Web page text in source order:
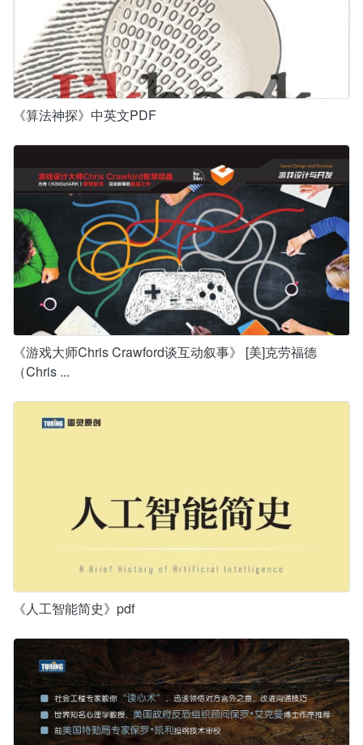
《算法神探》中英文PDF
《游戏大师Chris Crawford谈互动叙事》 [美]克劳福德
（Chris ...
《人工智能简史》pdf